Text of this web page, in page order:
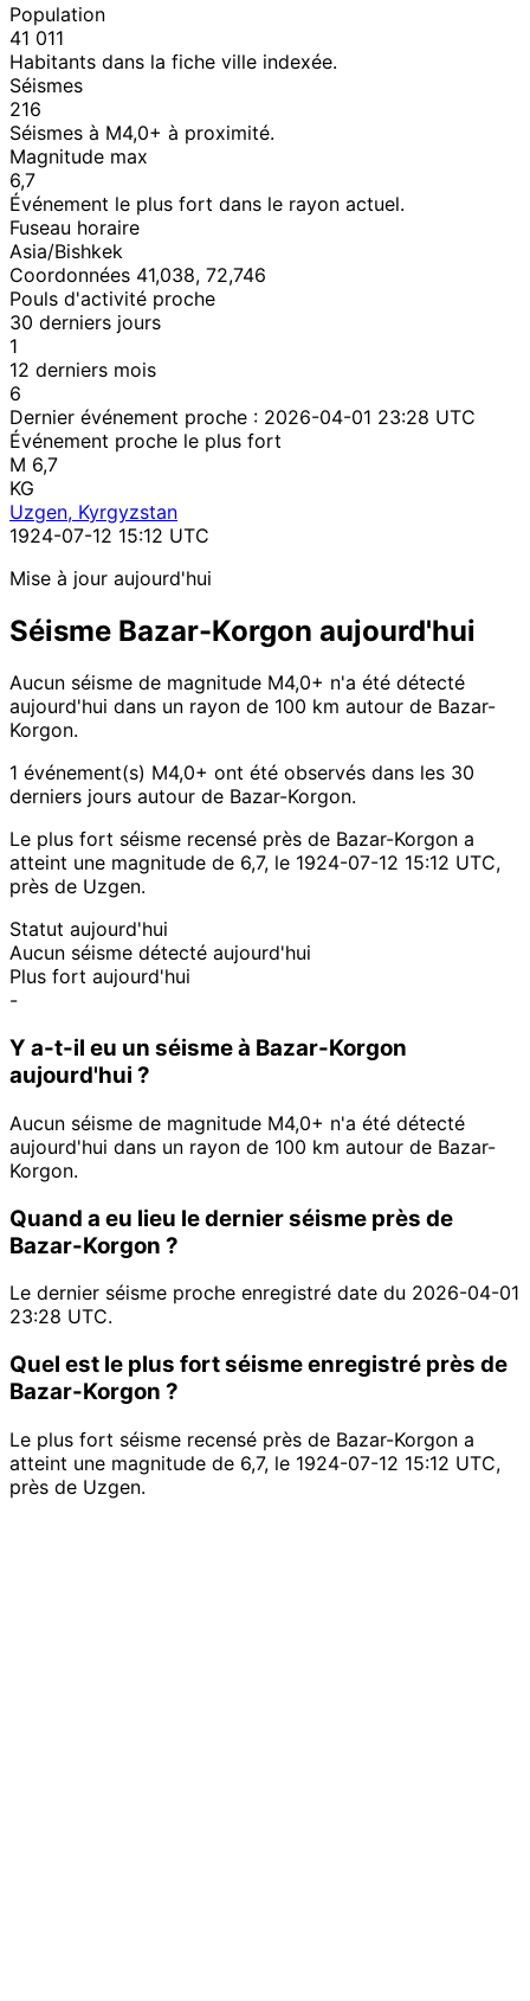
Population
41 011
Habitants dans la fiche ville indexée.
Séismes
216
Séismes à M4,0+ à proximité.
Magnitude max
6,7
Événement le plus fort dans le rayon actuel.
Fuseau horaire
Asia/Bishkek
Coordonnées 41,038, 72,746
Pouls d'activité proche
30 derniers jours
1
12 derniers mois
6
Dernier événement proche : 2026-04-01 23:28 UTC
Événement proche le plus fort
M 6,7
KG
Uzgen, Kyrgyzstan
1924-07-12 15:12 UTC
Mise à jour aujourd'hui
Séisme Bazar-Korgon aujourd'hui
Aucun séisme de magnitude M4,0+ n'a été détecté
aujourd'hui dans un rayon de 100 km autour de Bazar-
Korgon.
1 événement(s) M4,0+ ont été observés dans les 30
derniers jours autour de Bazar-Korgon.
Le plus fort séisme recensé près de Bazar-Korgon a
atteint une magnitude de 6,7, le 1924-07-12 15:12 UTC,
près de Uzgen.
Statut aujourd'hui
Aucun séisme détecté aujourd'hui
Plus fort aujourd'hui
-
Y a-t-il eu un séisme à Bazar-Korgon
aujourd'hui ?
Aucun séisme de magnitude M4,0+ n'a été détecté
aujourd'hui dans un rayon de 100 km autour de Bazar-
Korgon.
Quand a eu lieu le dernier séisme près de
Bazar-Korgon ?
Le dernier séisme proche enregistré date du 2026-04-01
23:28 UTC.
Quel est le plus fort séisme enregistré près de
Bazar-Korgon ?
Le plus fort séisme recensé près de Bazar-Korgon a
atteint une magnitude de 6,7, le 1924-07-12 15:12 UTC,
près de Uzgen.